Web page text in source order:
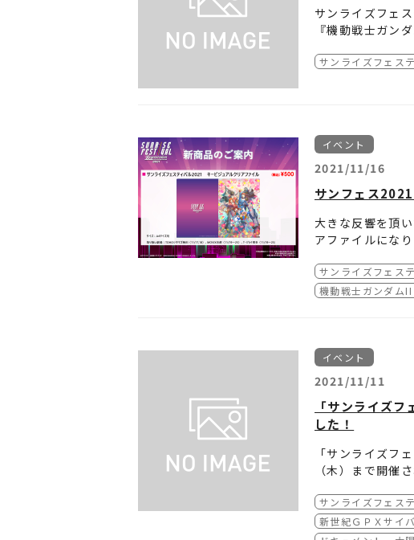
サンライズフェ
『機動戦士ガン
機動戦士ガンダ
【正】
■上映日／該当劇
11月20日（土）
11月21日（日）
ご鑑賞いただき
サンライズフェス
イベント
2021/11/16
サンフェス
大きな反響を頂
アファイルになり
1/19(金)～11/
※事後通販実施
サンライズフェス
機動戦士ガンダム
イベント
2021/11/11
「サンライズ
した！
「サンライズフ
（木）まで開催
チケットは11月
■「サンライズ
サンライズフェス
新世紀ＧＰＸサイ